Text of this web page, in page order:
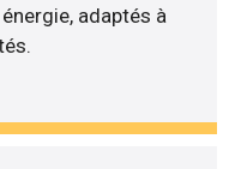
adaptés à